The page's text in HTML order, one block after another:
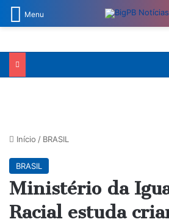
Menu
Início / BRASIL
BRASIL
Ministério da
Racial estuda